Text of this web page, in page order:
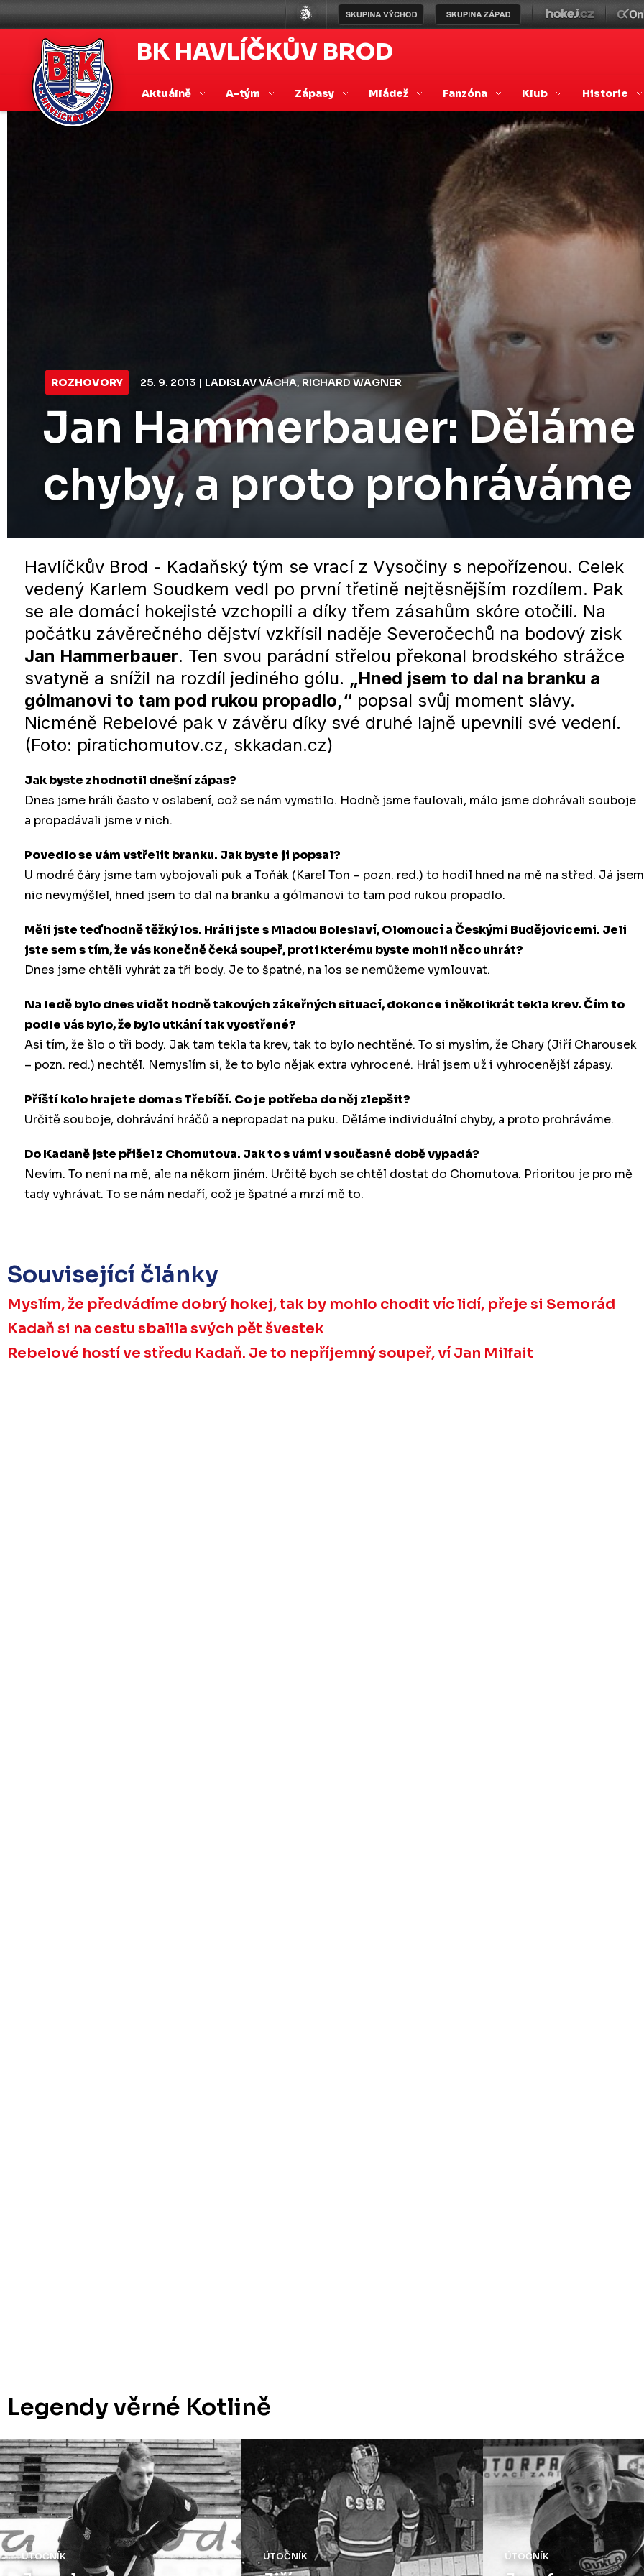
BK HAVLÍČKŮV BROD
Aktuálně A-tým Zápasy Mládež Fanzóna Klub Historie
ROZHOVORY 25. 9. 2013 | LADISLAV VÁCHA, RICHARD WAGNER
Jan Hammerbauer:
chyby, a proto prohráváme
Havlíčkův Brod - Kadaňský tým se vrací z Vysočiny s nepořízenou. Celek
vedený Karlem Soudkem vedl po první třetině nejtěsnějším rozdílem. Pak
se ale domácí hokejisté vzchopili a díky třem zásahům skóre otočili. Na
počátku závěrečného dějství vzkřísil naděje Severočechů na bodový zisk
Jan Hammerbauer. Ten svou parádní střelou překonal brodského strážce
svatyně a snížil na rozdíl jediného gólu. „Hned jsem to dal na branku a
gólmanovi to tam pod rukou propadlo,“ popsal svůj moment slávy.
Nicméně Rebelové pak v závěru díky své druhé lajně upevnili své vedení.
(Foto: piratichomutov.cz, skkadan.cz)
Jak byste zhodnotil dnešní zápas?
Dnes jsme hráli často v oslabení, což se nám vymstilo. Hodně jsme faulovali, málo jsme dohrávali souboje
a propadávali jsme v nich.
Povedlo se vám vstřelit branku. Jak byste ji popsal?
U modré čáry jsme tam vybojovali puk a Toňák (Karel Ton – pozn. red.) to hodil hned na mě na střed. Já jsem
nic nevymýšlel, hned jsem to dal na branku a gólmanovi to tam pod rukou propadlo.
Měli jste teď hodně těžký los. Hráli jste s Mladou Boleslaví, Olomoucí a Českými Budějovicemi. Jeli
jste sem s tím, že vás konečně čeká soupeř, proti kterému byste mohli něco uhrát?
Dnes jsme chtěli vyhrát za tři body. Je to špatné, na los se nemůžeme vymlouvat.
Na ledě bylo dnes vidět hodně takových zákeřných situací, dokonce i několikrát tekla krev. Čím to
podle vás bylo, že bylo utkání tak vyostřené?
Asi tím, že šlo o tři body. Jak tam tekla ta krev, tak to bylo nechtěné. To si myslím, že Chary (Jiří Charousek
– pozn. red.) nechtěl. Nemyslím si, že to bylo nějak extra vyhrocené. Hrál jsem už i vyhrocenější zápasy.
Příští kolo hrajete doma s Třebíčí. Co je potřeba do něj zlepšit?
Určitě souboje, dohrávání hráčů a nepropadat na puku. Děláme individuální chyby, a proto prohráváme.
Do Kadaně jste přišel z Chomutova. Jak to s vámi v současné době vypadá?
Nevím. To není na mě, ale na někom jiném. Určitě bych se chtěl dostat do Chomutova. Prioritou je pro mě
tady vyhrávat. To se nám nedaří, což je špatné a mrzí mě to.
Související články
Myslím, že předvádíme dobrý hokej, tak by mohlo chodit víc lidí, přeje si Semorád
Kadaň si na cestu sbalila svých pět švestek
Rebelové hostí ve středu Kadaň. Je to nepříjemný soupeř, ví Jan Milfait
Legendy věrné Kotlině
ÚTOČNÍK ÚTOČNÍK